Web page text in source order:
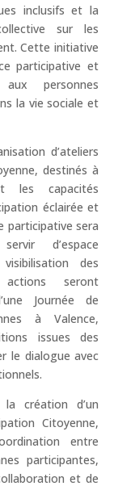
inclusifs et la
sur les
Cette initiative
participative et
personnes
la vie sociale et
d’ateliers
destinés à
les capacités
éclairée et
participative sera
d’espace
des
actions seront
Journée de
à Valence,
issues des
le dialogue avec
création d’un
Citoyenne,
entre
participantes,
et de